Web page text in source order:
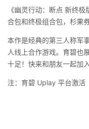
《幽灵行动：断点 新终
合包和终极组合包，杉果
本作是经典的第三人称军
人线上合作游戏。育碧也
十足！快来和朋友一起加
注：育碧 Uplay 平台激活